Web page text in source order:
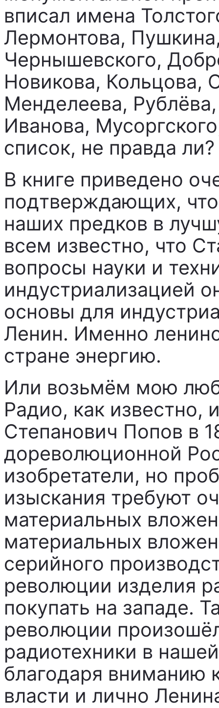
вписал имена
Лермонтова,
Чернышевского,
Новикова, Кольцова,
Менделеева,
Иванова,
список, не правда ли?
В книге приведено
подтверждающих,
наших предков в
всем известно, что
вопросы науки и
индустриализацией
основы для
Ленин. Именно
стране энергию.
Или возьмём мою
Радио, как известно,
Степанович Попов в
дореволюционной
изобретатели, но
изыскания требуют
материальных
материальных
серийного
революции изделия
покупать на западе.
революции
радиотехники в
благодаря вниманию
власти и лично